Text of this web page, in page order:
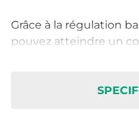
Grâce à la régulation
pouvez atteindre un
minimisant la
Le régulateur